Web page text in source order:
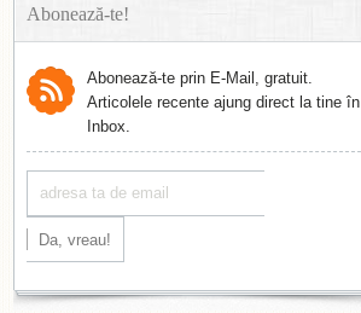
Abonează-te!
Abonează-te prin E-Mail, gratuit.
Articolele recente ajung direct la tine în
Inbox.